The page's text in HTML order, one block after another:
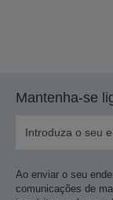
Mantenha-se
Ao enviar o seu
comunicações de